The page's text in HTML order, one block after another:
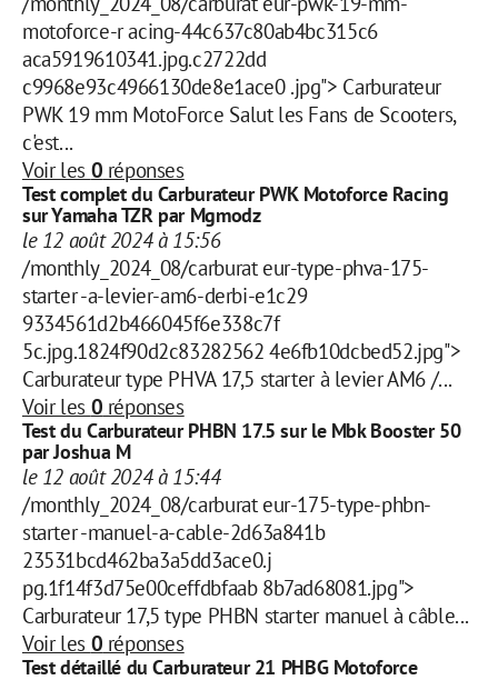
motoforce-r acing-44c637c80ab4bc315c6
aca5919610341.jpg.c2722dd
c9968e93c4966130de8e1ace0 .jpg"> Carburateur
PWK 19 mm MotoForce Salut les Fans de Scooters,
c'est...
Voir les 0 réponses
Test complet du Carburateur PWK Motoforce Racing
sur Yamaha TZR par Mgmodz
le 12 août 2024 à 15:56
/monthly_2024_08/carburat eur-type-phva-175-
starter -a-levier-am6-derbi-e1c29
9334561d2b466045f6e338c7f
5c.jpg.1824f90d2c83282562 4e6fb10dcbed52.jpg">
Carburateur type PHVA 17,5 starter à levier AM6 /...
Voir les 0 réponses
Test du Carburateur PHBN 17.5 sur le Mbk Booster 50
par Joshua M
le 12 août 2024 à 15:44
/monthly_2024_08/carburat eur-175-type-phbn-
starter -manuel-a-cable-2d63a841b
23531bcd462ba3a5dd3ace0.j
pg.1f14f3d75e00ceffdbfaab 8b7ad68081.jpg">
Carburateur 17,5 type PHBN starter manuel à câble...
Voir les 0 réponses
Test détaillé du Carburateur 21 PHBG Motoforce